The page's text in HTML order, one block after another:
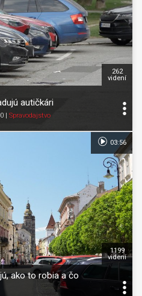
autičkári
Spravodajstvo
262
videní
ako to robia a čo
1199
videní
03:56